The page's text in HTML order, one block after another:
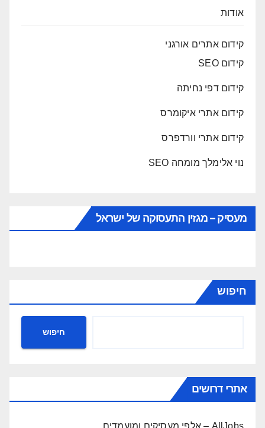
אודות
קידום אתרים אורגני
קידום SEO
קידום דפי נחיתה
קידום אתרי איקומרס
קידום אתרי וורדפרס
נוי אלימלך מומחה SEO
מעסיק – מגזין התעסוקה של ישראל
חיפוש
חיפוש
אתרי דרושים
AllJobs – אלפי מעסיקים ומועמדים